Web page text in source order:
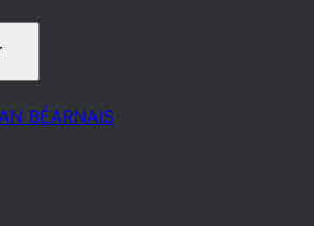
BÉARNAIS